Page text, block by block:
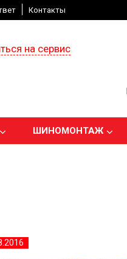
Контакты
на сервис
ШИНОМОНТАЖ